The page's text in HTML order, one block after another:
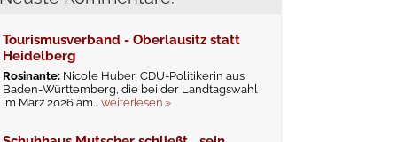
Tourismusverband - Oberlausitz statt
Heidelberg
Rosinante: Nicole Huber, CDU-Politikerin aus
Baden-Württemberg, die bei der Landtagswahl
im März 2026 am...weiterlesen »